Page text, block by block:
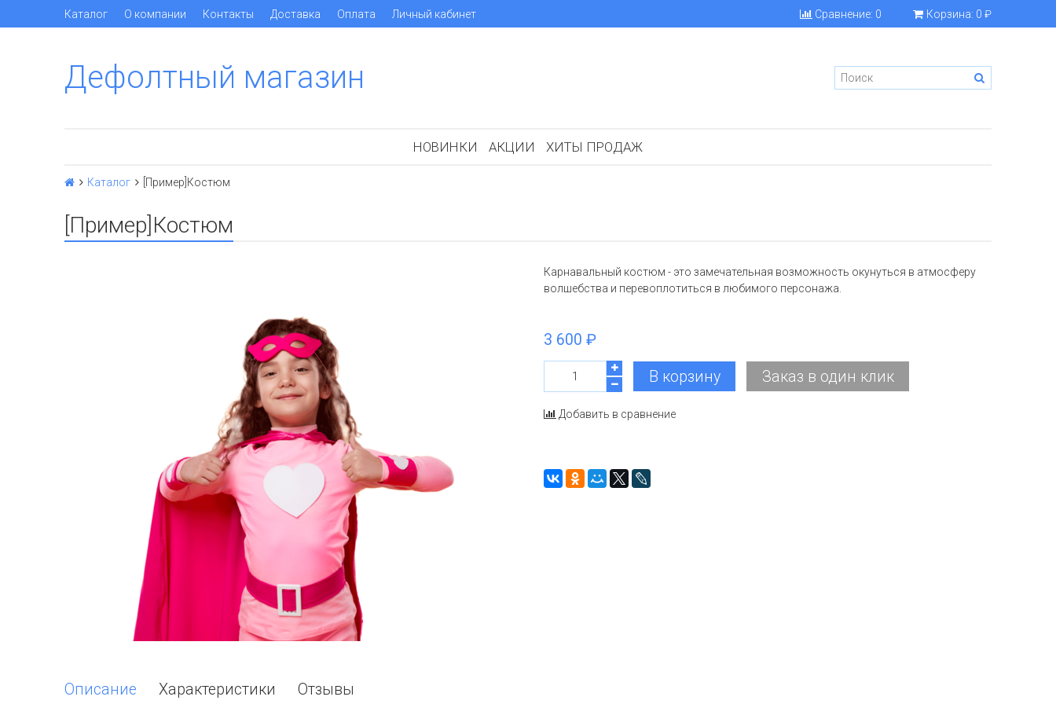
Каталог О компании Контакты Доставка Оплата Личный кабинет Сравнение: 0 Корзина: 0 ₽
Дефолтный магазин
НОВИНКИ АКЦИИ ХИТЫ ПРОДАЖ
Каталог [Пример]Костюм
[Пример]Костюм
Карнавальный костюм - это замечательная возможность окунуться в атмосферу
волшебства и перевоплотиться в любимого персонажа.
3 600 ₽
В корзину Заказ в один клик
Добавить в сравнение
Описание Характеристики Отзывы